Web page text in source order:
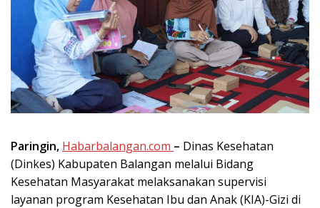
Paringin, Habarbalangan.com – Dinas Kesehatan
(Dinkes) Kabupaten Balangan melalui Bidang
Kesehatan Masyarakat melaksanakan supervisi
layanan program Kesehatan Ibu dan Anak (KIA)-Gizi di